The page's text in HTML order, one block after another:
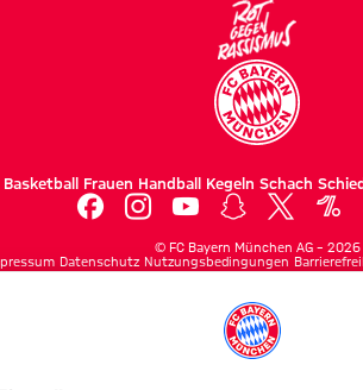
Basketball Frauen Handball Kegeln Schach
© FC Bayern München AG – 2026
Datenschutz Nutzungsbedingungen